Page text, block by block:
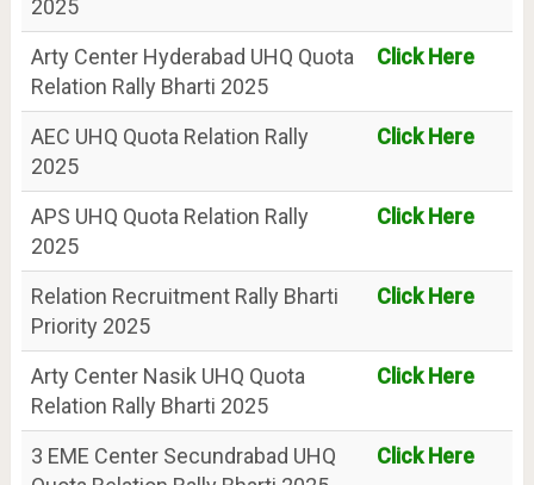
2025
Arty Center Hyderabad UHQ Quota
Relation Rally Bharti 2025
Click Here
AEC UHQ Quota Relation Rally
2025
Click Here
APS UHQ Quota Relation Rally
2025
Click Here
Relation Recruitment Rally Bharti
Priority 2025
Click Here
Arty Center Nasik UHQ Quota
Relation Rally Bharti 2025
Click Here
3 EME Center Secundrabad UHQ
Click Here